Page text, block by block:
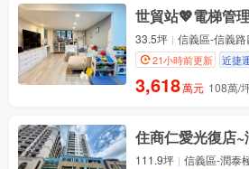
世貿站💖電梯管
33.5坪 信義區-信義路
21小時前更新 近捷
3,618萬元 108萬/
住商仁愛光復店
111.9坪 信義區-潤泰